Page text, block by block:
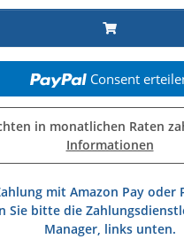
Consent
in monatlichen Raten
Informationen
mit Amazon Pay oder
Sie bitte die
Manager, links unten.